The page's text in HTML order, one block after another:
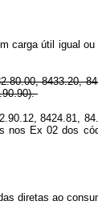
carga útil igual
8433.20,
8424.81,
nos Ex 02 dos
diretas ao